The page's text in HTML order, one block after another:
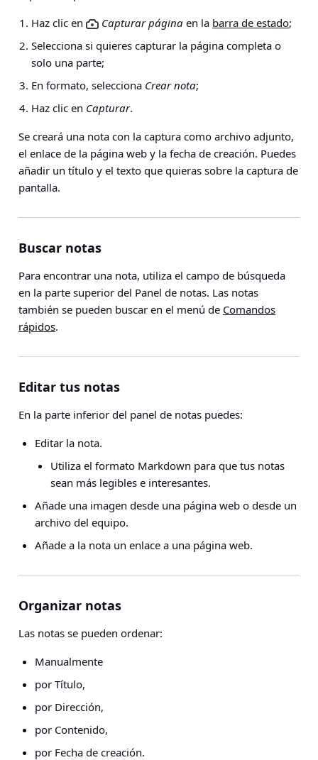
Haz clic en
Capturar página en la barra de estado;
Selecciona si quieres capturar la página completa o
solo una parte;
En formato, selecciona Crear nota;
Haz clic en Capturar.
Se creará una nota con la captura como archivo adjunto,
el enlace de la página web y la fecha de creación. Puedes
añadir un título y el texto que quieras sobre la captura de
pantalla.
Buscar notas
Para encontrar una nota, utiliza el campo de búsqueda
en la parte superior del Panel de notas. Las notas
también se pueden buscar en el menú de Comandos
rápidos.
Editar tus notas
En la parte inferior del panel de notas puedes:
Editar la nota.
Utiliza el formato Markdown para que tus notas
sean más legibles e interesantes.
Añade una imagen desde una página web o desde un
archivo del equipo.
Añade a la nota un enlace a una página web.
Organizar notas
Las notas se pueden ordenar:
Manualmente
por Título,
por Dirección,
por Contenido,
por Fecha de creación.